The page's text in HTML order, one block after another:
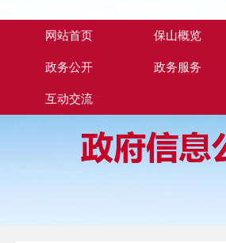
网站首页 保山概览
政务公开 政务服务
互动交流